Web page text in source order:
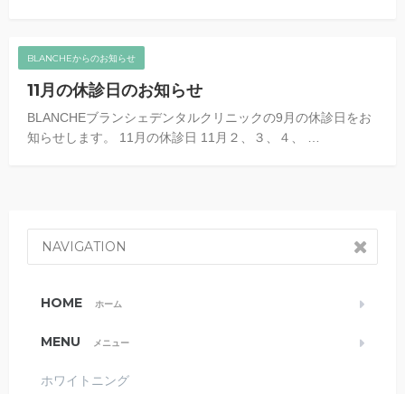
BLANCHEからのお知らせ
11月の休診日のお知らせ
BLANCHEブランシェデンタルクリニックの9月の休診日をお
知らせします。 11月の休診日 11月２、３、４、 …
NAVIGATION
HOME ホーム
MENU メニュー
ホワイトニング